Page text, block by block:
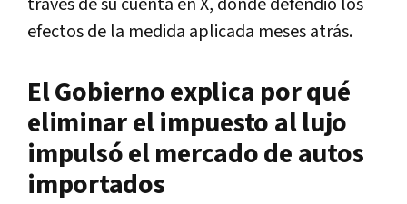
efectos de la medida aplicada meses atrás.
El Gobierno explica por qué
eliminar el impuesto al lujo
impulsó el mercado de autos
importados